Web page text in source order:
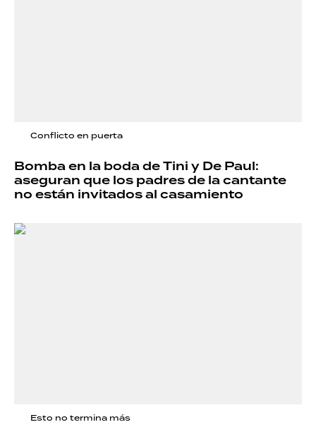
Conflicto en puerta
Bomba en la boda de Tini y De Paul:
aseguran que los padres de la cantante
no están invitados al casamiento
Esto no termina más